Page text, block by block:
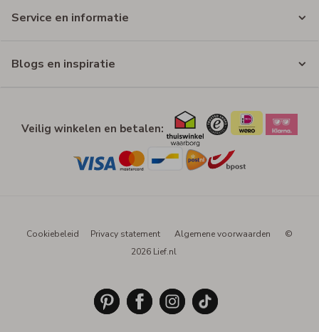
Service en informatie
Blogs en inspiratie
Veilig winkelen en betalen:
Cookiebeleid Privacy statement Algemene voorwaarden
©
2026 Lief.nl